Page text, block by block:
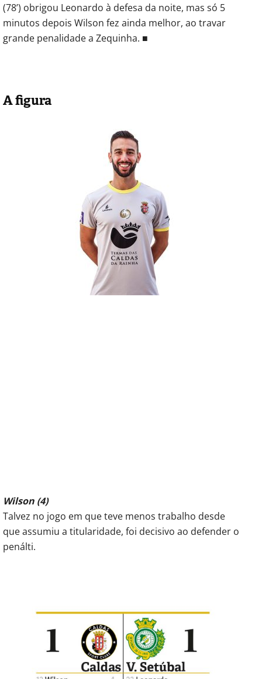
(78’) obrigou Leonardo à defesa da noite, mas só 5
minutos depois Wilson fez ainda melhor, ao travar
grande penalidade a Zequinha. ■
A figura
Wilson (4)
Talvez no jogo em que teve menos trabalho desde
que assumiu a titularidade, foi decisivo ao defender o
penálti.